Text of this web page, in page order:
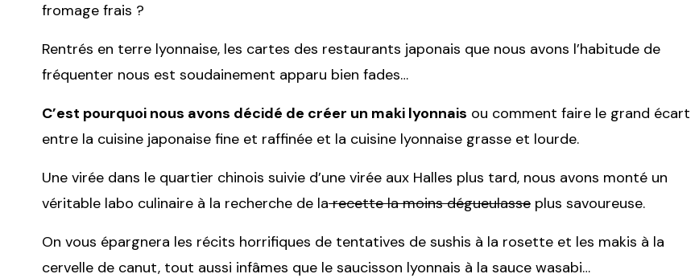
fromage frais ?
Rentrés en terre lyonnaise, les cartes des restaurants japonais que nous avons l’habitude de
fréquenter nous est soudainement apparu bien fades…
C’est pourquoi nous avons décidé de créer un maki lyonnais ou comment faire le grand écart
entre la cuisine japonaise fine et raffinée et la cuisine lyonnaise grasse et lourde.
Une virée dans le quartier chinois suivie d’une virée aux Halles plus tard, nous avons monté un
véritable labo culinaire à la recherche de larecette la moins dégueulasse plus savoureuse.
On vous épargnera les récits horrifiques de tentatives de sushis à la rosette et les makis à la
cervelle de canut, tout aussi infâmes que le saucisson lyonnais à la sauce wasabi…